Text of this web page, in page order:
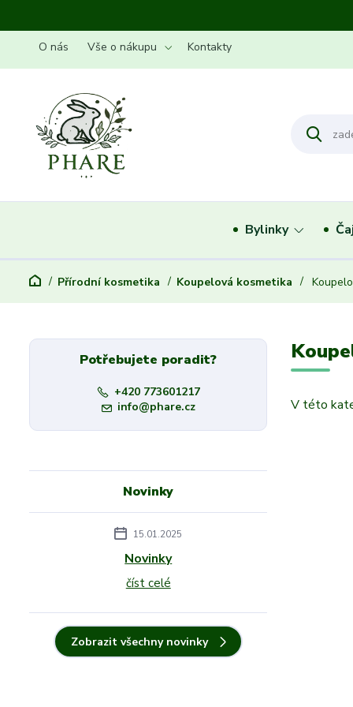
O nás Vše o nákupu Kontakty
Bylinky
Přírodní kosmetika Koupelová kosmetika
V této
Potřebujete poradit?
+420 773601217
info@phare.cz
Novinky
15.01.2025
Novinky
číst celé
Zobrazit všechny novinky